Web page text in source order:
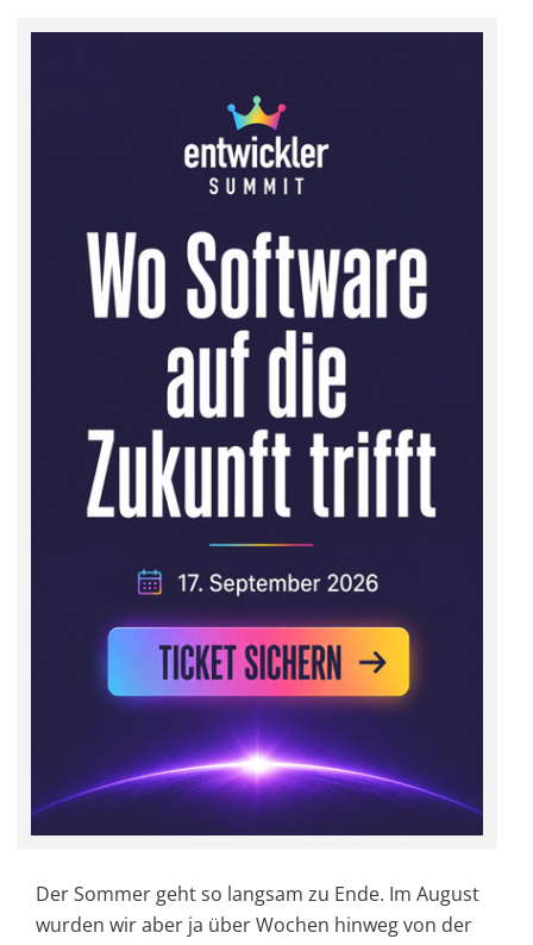
Der Sommer geht so langsam zu Ende. Im August
wurden wir aber ja über Wochen hinweg von der